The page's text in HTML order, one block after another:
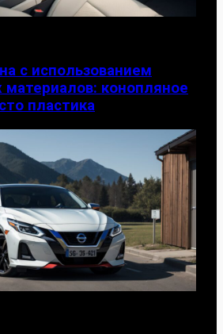
с использованием
материалов: конопляное
пластика